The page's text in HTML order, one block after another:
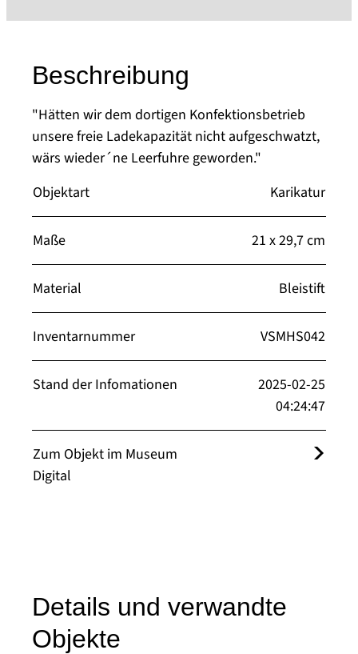
Beschreibung
"Hätten wir dem dortigen Konfektionsbetrieb
unsere freie Ladekapazität nicht aufgeschwatzt,
wärs wieder´ne Leerfuhre geworden."
Objektart
Karikatur
Maße 21 x 29,7 cm
Material Bleistift
Inventarnummer VSMHS042
Stand der Infomationen
2025-02-25
04:24:47
Zum Objekt im Museum
Digital
Details und verwandte
Objekte